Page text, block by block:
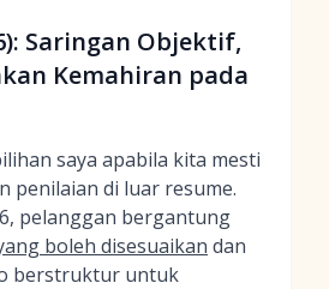
Saringan Objektif,
Kemahiran pada
saya apabila kita mesti
penilaian di luar resume.
pelanggan bergantung
boleh disesuaikan dan
berstruktur untuk